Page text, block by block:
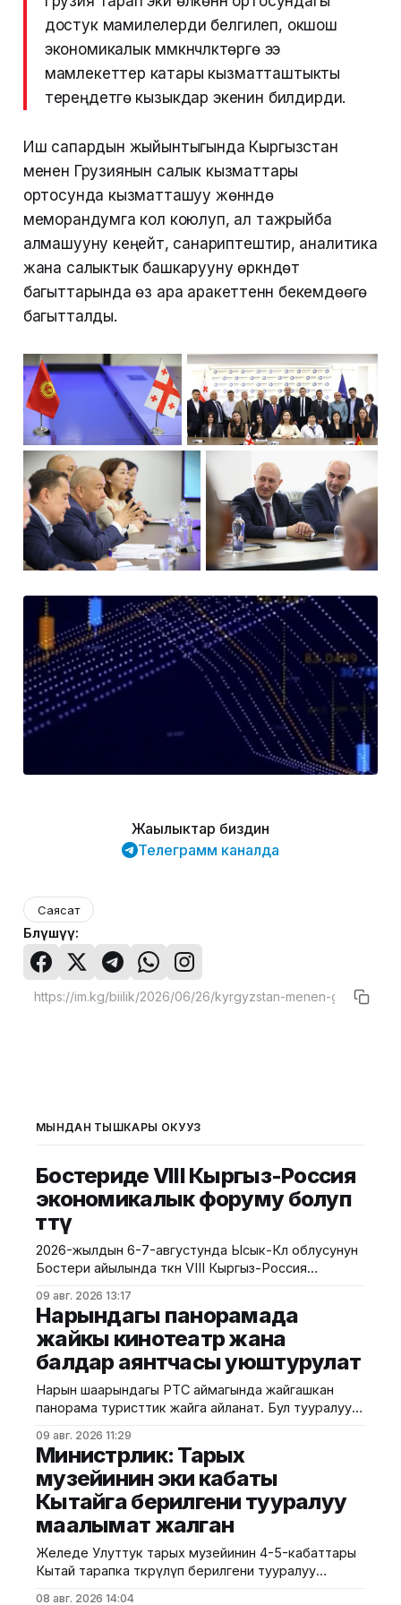
достук мамилелерди белгилеп, окшош
экономикалык мүмкүнчүлүктөргө ээ
мамлекеттер катары кызматташтыкты
тереңдетүүгө кызыкдар экенин билдирди.
Иш сапардын жыйынтыгында Кыргызстан
менен Грузиянын салык кызматтары
ортосунда кызматташуу жөнүндө
меморандумга кол коюлуп, ал тажрыйба
алмашууну кеңейтүү, санариптештирүү, аналитика
жана салыктык башкарууну өркүндөтүү
багыттарында өз ара аракеттенүүнү бекемдөөгө
багытталды.
Жаңылыктар биздин
Телеграмм каналда
Саясат
Бөлүшүү:
МЫНДАН ТЫШКАРЫ ОКУҢУЗ
Бостериде VIII Кыргыз-Россия
экономикалык форуму болуп
өттү
2026-жылдын 6-7-августунда Ысык-Көл облусунун
Бостери айылында өткөн VIII Кыргыз-Россия
өкмөттөр аралык кеңешинин жыйынынын алкагында
уюштурулуп, ага Кыргызстан менен Россиянын
мамлекеттик органдарынын, бизнес
ишканаларынын, өнүктүрүү институттарынын жана
эксперттик коомчулуктун өкүлдөрү катышты.
Форумдун биринчи күнүнүн жыйынтыгында бир
катар келишимдерге кол
09 авг. 2026 13:17
Нарындагы панорамада
жайкы кинотеатр жана
балдар аянтчасы уюштурулат
Нарын шаарындагы РТС аймагында жайгашкан
панорама туристтик жайга айланат. Бул тууралуу
ылайык, Нарындын мэри Жылдызбек Беккелдиев
"Сапат курулуш" ЖЧКсынын жетекчиси Валихан
Жолбулаков менен жолугушуп, алдыдагы иштерди
талкуулады. Долбоор сынак шартында жеке
ишкерге пайдаланууга берилип, аймакта жайкы
кинотеатр, сүрөт бурчу, балдар үчүн оюн аянтчасы
жана
09 авг. 2026 11:29
Министрлик: Тарых
музейинин эки кабаты
Кытайга берилгени тууралуу
маалымат жалган
Желеде Улуттук тарых музейинин 4-5-кабаттары
Кытай тарапка өткөрүлүп берилгени тууралуу
08 авг. 2026 14:04